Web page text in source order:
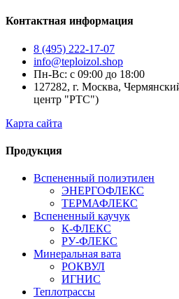
Контактная информация
8 (495) 222-17-07
info@teploizol.shop
Пн-Вс: с 09:00 до 18:00
127282, г. Москва,
центр "РТС")
Карта сайта
Продукция
Вспененный полиэтилен
ЭНЕРГОФЛЕКС
ТЕРМАФЛЕКС
Вспененный каучук
К-ФЛЕКС
РУ-ФЛЕКС
Минеральная вата
РОКВУЛ
ИГНИС
Теплотрассы